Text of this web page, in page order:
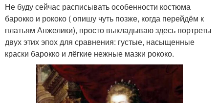
Не буду сейчас расписывать особенности костюма
барокко и рококо ( опишу чуть позже, когда перейдём к
платьям Анжелики), просто выкладываю здесь портреты
двух этих эпох для сравнения: густые, насыщенные
краски барокко и лёгкие нежные мазки рококо.